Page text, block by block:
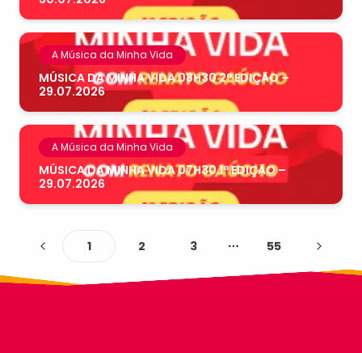
A Música da Minha Vida
MÚSICA DA MINHA VIDA 08H30 2ª EDIÇÃO –
29.07.2026
A Música da Minha Vida
MÚSICA DA MINHA VIDA 07H30 1ª EDIÇÃO –
29.07.2026
1 2 3
More pages
55